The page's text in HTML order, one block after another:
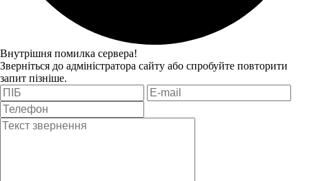
Внутрішня помилка сервера!
Зверніться до адміністратора сайту або спробуйте повторити
запит пізніше.